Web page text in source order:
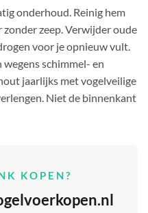
onderhoud. Reinig hem
zeep. Verwijder oude
voor je opnieuw vult.
schimmel- en
jaarlijks met vogelveilige
Niet de binnenkant
KOPEN?